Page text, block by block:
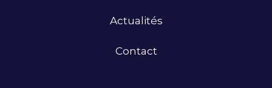
Actualités
Contact